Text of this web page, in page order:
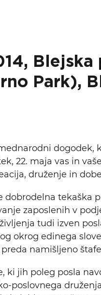
Blejska
Park),
dogodek,
22. maja vas in
druženje in
dobrodelna tekaška
zaposlenih v
tudi izven
okrog edinega
namišljeno
ki jih poleg posla
poslovnega